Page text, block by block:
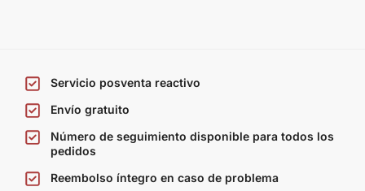
Servicio posventa reactivo
Envío gratuito
Número de seguimiento disponible para todos los
pedidos
Reembolso íntegro en caso de problema